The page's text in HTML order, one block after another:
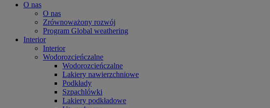
O nas
O nas
Zrównoważony rozwój
Program Global weathering
Interior
Interior
Wodorozcieńczalne
Wodorozcieńczalne
Lakiery nawierzchniowe
Podkłady
Szpachlówki
Lakiery podkładowe